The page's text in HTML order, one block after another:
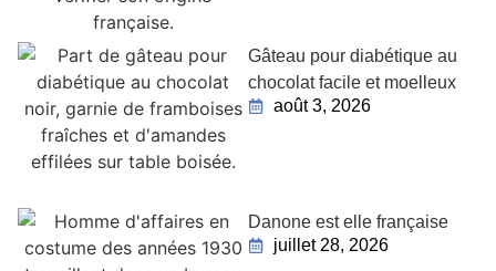
Gâteau pour diabétique au
chocolat facile et moelleux
août 3, 2026
Danone est elle française
juillet 28, 2026